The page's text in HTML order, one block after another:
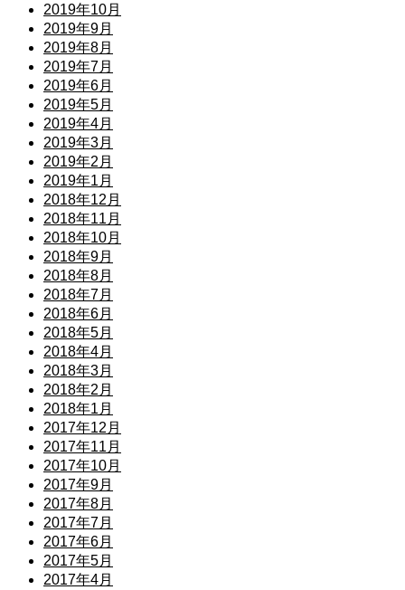
2019年10月
2019年9月
2019年8月
2019年7月
2019年6月
2019年5月
2019年4月
2019年3月
2019年2月
2019年1月
2018年12月
2018年11月
2018年10月
2018年9月
2018年8月
2018年7月
2018年6月
2018年5月
2018年4月
2018年3月
2018年2月
2018年1月
2017年12月
2017年11月
2017年10月
2017年9月
2017年8月
2017年7月
2017年6月
2017年5月
2017年4月